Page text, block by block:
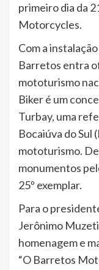
primeiro dia da
Motorcycles.
Com a
Barretos entra
mototurismo
Biker é um
Turbay, uma
Bocaiúva do Sul
mototurismo.
monumentos
25º exemplar.
Para o
Jerônimo Muzeti
homenagem e
“O Barretos